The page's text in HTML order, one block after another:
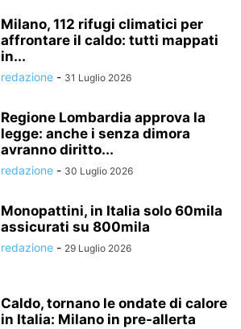
Milano, 112 rifugi climatici per
affrontare il caldo: tutti mappati
in...
redazione - 31 Luglio 2026
Regione Lombardia approva la
legge: anche i senza dimora
avranno diritto...
redazione - 30 Luglio 2026
Monopattini, in Italia solo 60mila
assicurati su 800mila
redazione - 29 Luglio 2026
Caldo, tornano le ondate di calore
in Italia: Milano in pre-allerta